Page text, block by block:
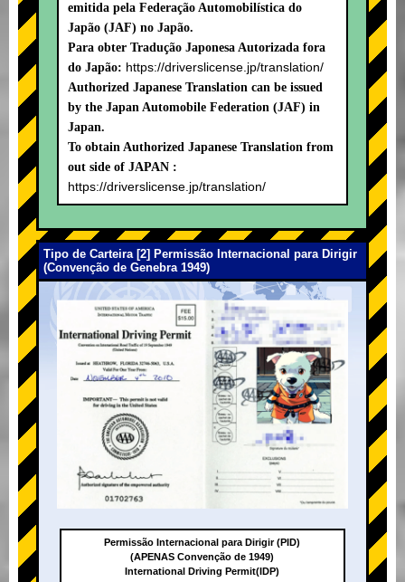
emitida pela Federação Automobilística do
Japão (JAF) no Japão.
Para obter Tradução Japonesa Autorizada fora
do Japão: https://driverslicense.jp/translation/
Authorized Japanese Translation can be issued
by the Japan Automobile Federation (JAF) in
Japan.
To obtain Authorized Japanese Translation from
out side of JAPAN :
https://driverslicense.jp/translation/
Tipo de Carteira [2] Permissão Internacional para Dirigir
(Convenção de Genebra 1949)
Permissão Internacional para Dirigir (PID)
(APENAS Convenção de 1949)
International Driving Permit(IDP)